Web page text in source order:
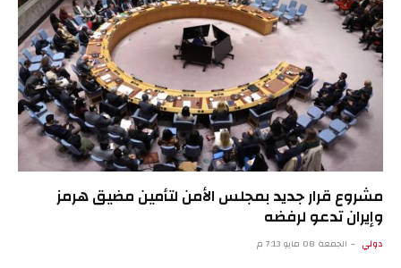
مشروع قرار جديد بمجلس الأمن لتأمين مضيق هرمز
وإيران تدعو لرفضه
دولي الجمعة 08 مايو 7:13 م